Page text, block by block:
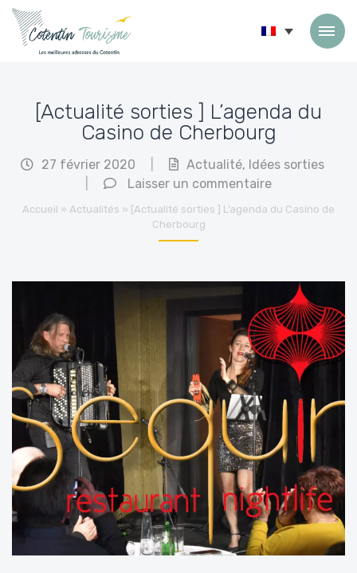
[Actualité sorties ] L’agenda du
Casino de Cherbourg
27 février 2020 Actualité, Idées sorties
Laisser un commentaire
Accueil » Actualités » [Actualité sorties ] L’agenda du Casino de
Cherbourg